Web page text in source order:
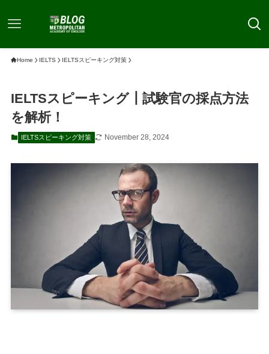
Home IELTS IELTSスピーキング対策
IELTSスピーキング┃試験官の採点方法
を解析！
IELTSスピーキング対策 November 28, 2024